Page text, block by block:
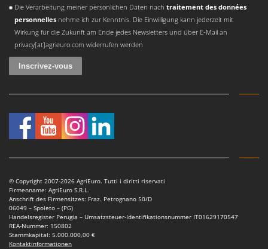
Tre Spade
Trev - Abrek - TecnoVIR
Trotec
Troy-Bilt
U
Udor
Unger
V
Volpi
W
Waldner
Weber
Die Verarbeitung meiner persönlichen Daten nach traitement des données
personnellesnehme ich zur Kenntnis. Die Einwilligung kann jederzeit mit
Wirkung für die Zukunft am Ende jedes Newsletters und über E-Mail an
privacy[at]agrieuro.com widerrufen werden
© Copyright 2007-2026 AgriEuro. Tutti i diritti riservati
Firmenname: AgriEuro S.R.L.
Anschrift des Firmensitzes: Fraz. Petrognano 50/D
06049 – Spoleto – (PG)
Handelsregister Perugia – Umsatzsteuer-Identifikationsnummer IT01629170547
REA-Nummer: 150802
Stammkapital: 5.000.000,00 €
Kontaktinformationen